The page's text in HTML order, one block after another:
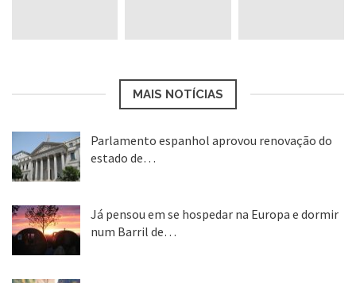
MAIS NOTÍCIAS
Parlamento espanhol aprovou renovação do
estado de…
Já pensou em se hospedar na Europa e dormir
num Barril de…